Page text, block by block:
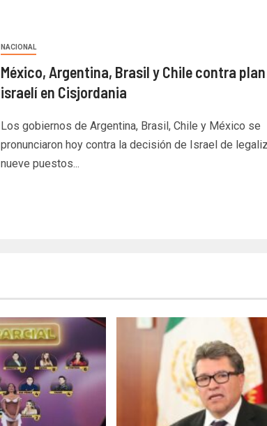
NACIONAL
México, Argentina, Brasil y Chile contra plan
israelí en Cisjordania
Los gobiernos de Argentina, Brasil, Chile y México se
pronunciaron hoy contra la decisión de Israel de
nueve puestos...